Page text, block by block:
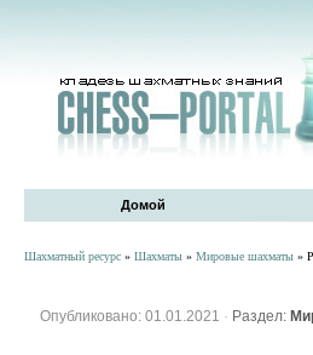
Домой
Шахматный ресурс » Шахматы » Мировые шахматы »
Опубликовано: 01.01.2021 · Раздел: